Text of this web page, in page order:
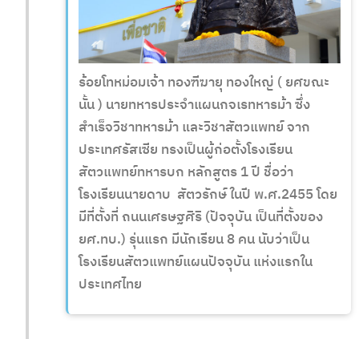
ร้อยโทหม่อมเจ้า ทองฑีฆายุ ทองใหญ่ ( ยศขณะ
นั้น ) นายทหารประจำแผนกจเรทหารม้า ซึ่ง
สำเร็จวิชาทหารม้า และวิชาสัตวแพทย์ จาก
ประเทศรัสเซีย ทรงเป็นผู้ก่อตั้งโรงเรียน
สัตวแพทย์ทหารบก หลักสูตร 1 ปี ชื่อว่า
โรงเรียนนายดาบ สัตวรักษ์ ในปี พ.ศ.2455 โดย
มีที่ตั้งที่ ถนนเศรษฐศิริ (ปัจจุบัน เป็นที่ตั้งของ
ยศ.ทบ.) รุ่นแรก มีนักเรียน 8 คน นับว่าเป็น
โรงเรียนสัตวแพทย์แผนปัจจุบัน แห่งแรกใน
ประเทศไทย